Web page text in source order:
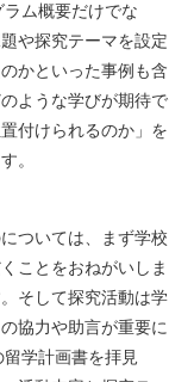
ム概要だけでな
や探究テーマを設定
かといった事例も含
ような学びが期待で
付けられるのか」を
。
ついては、まず学校
ことをおねがいしま
そして探究活動は学
協力や助言が重要に
学計画書を拝見